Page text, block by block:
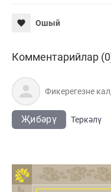
Ошый
Комментарийлар
Җибәрү Теркәлү